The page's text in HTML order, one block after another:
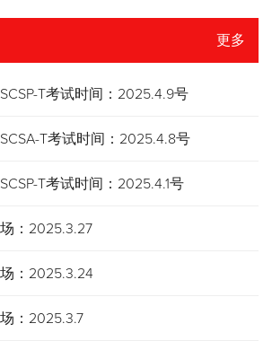
更多
T考试时间：2025.4.9号
T考试时间：2025.4.8号
T考试时间：2025.4.1号
：2025.3.27
：2025.3.24
：2025.3.7